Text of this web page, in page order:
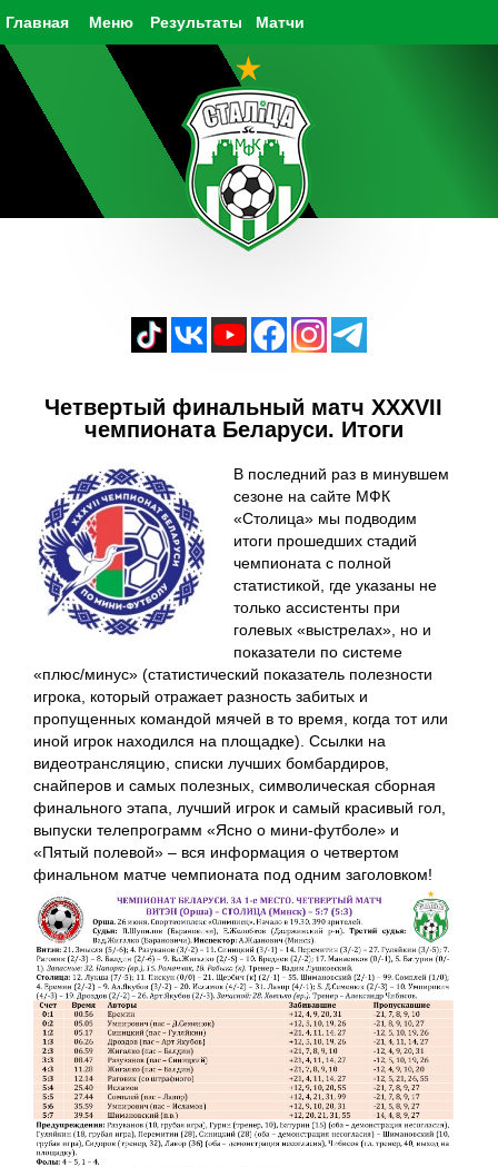
Главная Результаты Матчи
Меню
Четвертый финальный матч XXXVII
чемпионата Беларуси. Итоги
В последний раз в минувшем
сезоне на сайте МФК
«Столица» мы подводим
итоги прошедших стадий
чемпионата с полной
статистикой, где указаны не
только ассистенты при
голевых «выстрелах», но и
показатели по системе
«плюс/минус» (статистический показатель полезности
игрока, который отражает разность забитых и
пропущенных командой мячей в то время, когда тот или
иной игрок находился на площадке). Ссылки на
видеотрансляцию, списки лучших бомбардиров,
снайперов и самых полезных, символическая сборная
финального этапа, лучший игрок и самый красивый гол,
выпуски телепрограмм «Ясно о мини-футболе» и
«Пятый полевой» – вся информация о четвертом
финальном матче чемпионата под одним заголовком!